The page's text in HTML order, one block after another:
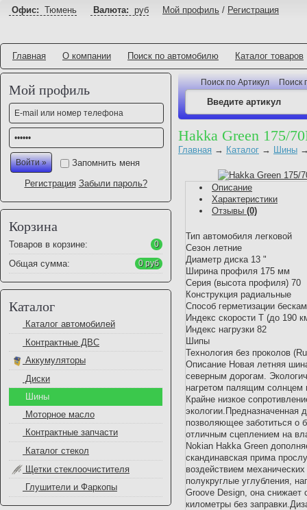
Офис: Тюмень Валюта: руб Мой профиль / Регистрация
Главная О компании Поиск по автомобилю Каталог товаров
Мой профиль
Запомнить меня
Регистрация Забыли пароль?
Корзина
Товаров в корзине: 0
Общая сумма: 0 руб
Каталог
Каталог автомобилей
Контрактные ДВС
Аккумуляторы
Диски
Шины
Моторное масло
Контрактные запчасти
Каталог стекол
Щетки стеклоочистителя
Глушители и Фаркопы
Поиск по Артикул Поиск
Hakka Green 175/
Главная → Каталог → Шины
Описание
Характеристики
Отзывы (0)
Тип автомобиля легковой
Сезон летние
Диаметр диска 13 "
Ширина профиля 175 мм
Серия (высота профиля) 70
Конструкция радиальные
Способ герметизации
Индекс скорости T (до 190
Индекс нагрузки 82
Шипы
Технология без проколов
Описание Новая летняя
северным дорогам.
нагретом палящим
Крайне низкое
экологии.Предназначенная
позволяющее заботиться о
отличным сцеплением на
Nokian Hakka Green
скандинавская прима
воздействием
полукруглые углубления,
Groove Design, она снижает
километры без